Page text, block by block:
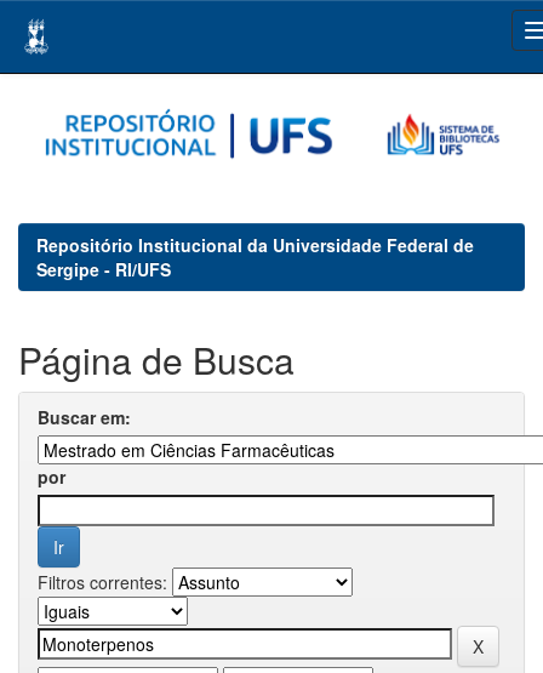
navigation
Repositório Institucional da Universidade Federal de
Sergipe - RI/UFS
Página de Busca
Buscar em:
por
Filtros correntes: